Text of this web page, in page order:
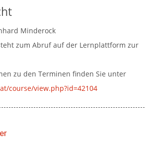
Minderock
zum Abruf auf der Lernplattform zur
zu den Terminen finden Sie unter
course/view.php?id=42104